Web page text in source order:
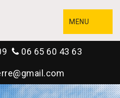
MENU
06 65 60 43 63